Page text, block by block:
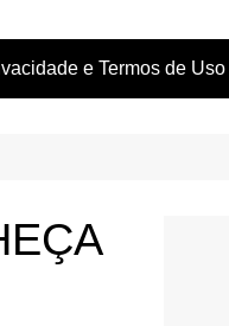
e Termos de Uso